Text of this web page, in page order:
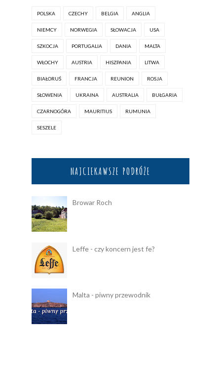
POLSKA CZECHY BELGIA ANGLIA
NIEMCY NORWEGIA SŁOWACJA USA
SZKOCJA PORTUGALIA DANIA MALTA
WŁOCHY AUSTRIA HISZPANIA LITWA
BIAŁORUŚ FRANCJA REUNION ROSJA
SŁOWENIA UKRAINA AUSTRALIA BUŁGARIA
CZARNOGÓRA MAURITIUS RUMUNIA
SESZELE
NAJCIEKAWSZE PODRÓŻE
Browar Roch
Leffe - czy koncern jest fe?
Malta - piwny przewodnik